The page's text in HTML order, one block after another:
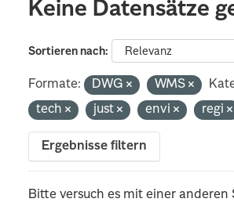
Keine Datensätze
Sortieren nach
Formate: DWG WMS
tech
just envi regi
Ergebnisse filtern
Bitte versuch es mit einer anderen